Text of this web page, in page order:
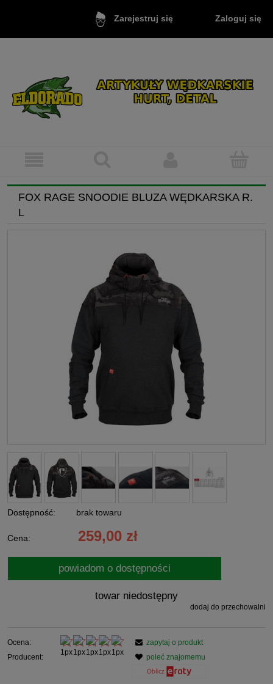
Zarejestruj się Zaloguj się
FOX RAGE SNOODIE BLUZA WĘDKARSKA R.
L
Dostępność: brak towaru
Cena: 259,00 zł
powiadom o dostępności
towar niedostępny
dodaj do przechowalni
Ocena:
Producent:
zapytaj o produkt
poleć znajomemu